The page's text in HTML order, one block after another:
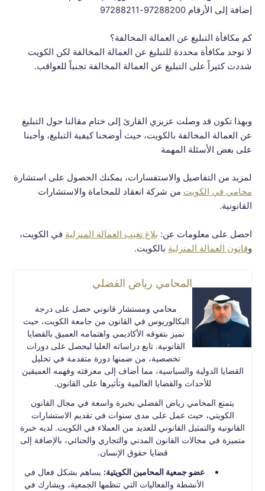
إضافة إلى الأرقام 97288200-97288211
كم مكافأة التبليغ عن العمالة المخالفة؟
لا توجد مكافأة محددة للتبليغ عن العمالة المخالفة لكن الكويت
شددت كثيراً على التبليغ عن العمالة المخالفة تجنباً للعواقب.
وبهذا تكون قد وصلت عزيزي القارئ إلى ختام مقالنا حول التبليغ
عن العمالة المخالفة بالكويت، حيث أوضحنا كيفية التبليغ، وأجبنا
على بعض الأسئلة المهمة
لمزيد من التفاصيل والاستفسارات، يمكنك الحصول على استشارة
محامي في الكويت من شركة انعقاد للمحاماة والاستشارات
القانونية.
احصل على معلومات عن: بلاغ تغيب العمالة المنزلية في الكويت،
وقانون العمالة المنزلية بالكويت.
المحامي رياض الفضلي
محامي ومستشار قانوني حصل على درجة
البكالوريوس في القانون من جامعة الكويت، حيث
تميز بتفوقه الأكاديمي واهتمامه العميق بالقضايا
القانونية. تابع دراساته العليا ليحصل على دورات
تخصصية، من ضمنها دورة متقدمة في تحليل
القضايا الدولية والسياسية، مما أضاف إلى معرفته وفهمه العميقين
للأحداث والقضايا العالمية وتأثيرها على القانون.
يتمتع المحامي رياض الفضلي بخبرة واسعة في مجال القانون
الكويتي، حيث عمل على مدى سنوات في تقديم الاستشارات
القانونية والتمثيل القانوني للعديد من العملاء في الكويت. لديه خبرة
متميزة في مجالات القانون المدني والتجاري والجنائي، بالإضافة إلى
قضايا حقوق الإنسان.
عضو جمعية المحامين الكويتية: يساهم بشكل فعال في
الأنشطة والفعاليات التي تنظمها الجمعية، ويشارك في